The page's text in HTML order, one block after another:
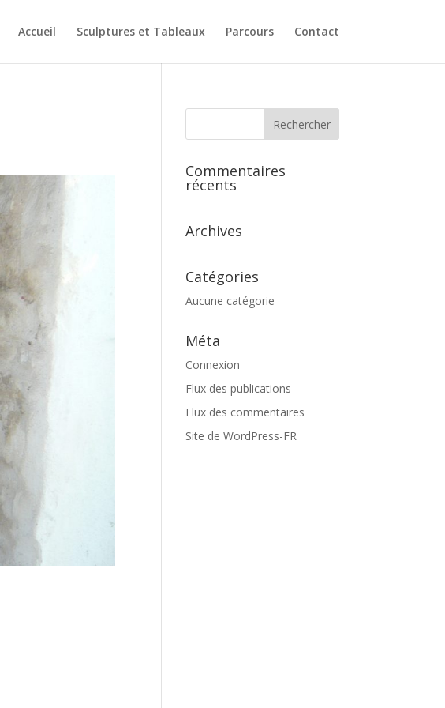
Accueil Sculptures et Tableaux Parcours Contact
Commentaires
récents
Archives
Catégories
Aucune catégorie
Méta
Connexion
Flux des publications
Flux des commentaires
Site de WordPress-FR